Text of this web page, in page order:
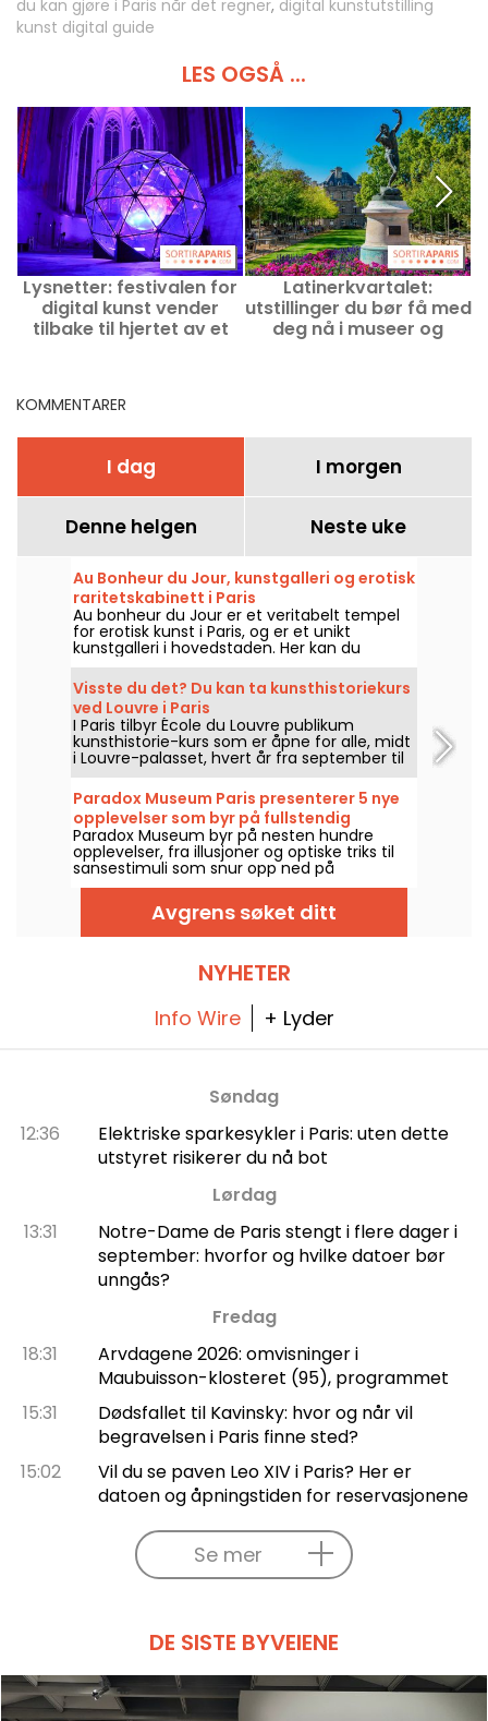
du kan gjøre i Paris når det regner, digital kunstutstilling
kunst digital guide
LES OGSÅ ...
Lysnetter: festivalen for
digital kunst vender
tilbake til hjertet av et
Latinerkvartalet:
utstillinger du bør få med
deg nå i museer og
KOMMENTARER
I dag I morgen
Denne helgen Neste uke
Au Bonheur du Jour, kunstgalleri og erotisk
raritetskabinett i Paris
Au bonheur du Jour er et veritabelt tempel
for erotisk kunst i Paris, og er et unikt
kunstgalleri i hovedstaden. Her kan du
oppdage verk som fremhever skjønnheten i
den mannlige og kvinnelige kroppen
gjennom visjonene til kunstnere fra 1800- og
1900-tallet, i tillegg til noen mer moderne
klumper.
Visste du det? Du kan ta kunsthistoriekurs
ved Louvre i Paris
I Paris tilbyr École du Louvre publikum
kunsthistorie-kurs som er åpne for alle, midt
i Louvre-palasset, hvert år fra september til
juni. Museet arrangerer også gratis foredrag
av og til. En sikker vei til å bli skikkelig
oppdatert på kunsthistorie!
Paradox Museum Paris presenterer 5 nye
opplevelser som byr på fullstendig
oppslukende inntrykk, i tillegg til Café
Hans & Gretel
Paradox Museum byr på nesten hundre
opplevelser, fra illusjoner og optiske triks til
sansestimuli som snur opp ned på
oppfatningen, rett i hjertet av Paris. Du
kommer til å elske å bli lurt, og ta
surrealistiske bilder i fotohjørnet. Fem nye,
immersive opplevelser har blitt lagt til
sansene dine! I tillegg frister et splitter nytt,
ultra-godt kafé: Hans & Gretel venter på å
Avgrens søket ditt
NYHETER
Info Wire + Lyder
Søndag
12:36
Elektriske sparkesykler i Paris: uten dette
utstyret risikerer du nå bot
Lørdag
13:31
Notre-Dame de Paris stengt i flere dager i
september: hvorfor og hvilke datoer bør
unngås?
Fredag
18:31
Arvdagene 2026: omvisninger i
Maubuisson-klosteret (95), programmet
15:31
Dødsfallet til Kavinsky: hvor og når vil
begravelsen i Paris finne sted?
15:02
Vil du se paven Leo XIV i Paris? Her er
datoen og åpningstiden for reservasjonene
Se mer
DE SISTE BYVEIENE